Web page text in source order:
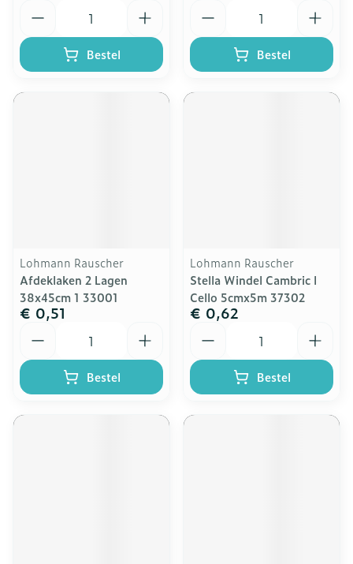
Bestel Bestel
Lohmann Rauscher
Afdeklaken 2 Lagen
38x45cm 1 33001
€ 0,51
Bestel
Lohmann Rauscher
Stella Windel Cambric l
Cello 5cmx5m 37302
€ 0,62
Bestel